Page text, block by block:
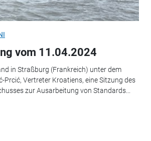
vom 11.04.2024
in Straßburg (Frankreich) unter dem
Prcić, Vertreter Kroatiens, eine Sitzung des
zur Ausarbeitung von Standards...